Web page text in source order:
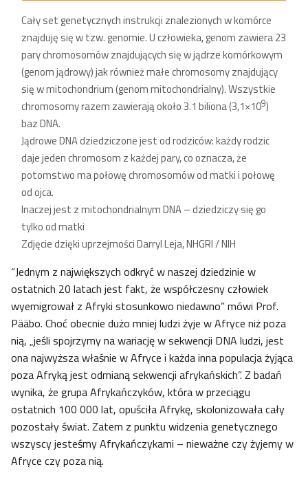
Cały set genetycznych instrukcji znalezionych w komórce
znajduję się w tzw. genomie. U człowieka, genom zawiera 23
pary chromosomów znajdujących się w jądrze komórkowym
(genom jądrowy) jak również małe chromosomy znajdujący
się w mitochondrium (genom mitochondrialny). Wszystkie
chromosomy razem zawierają około 3.1 biliona (3,1×109)
baz DNA.
Jądrowe DNA dziedziczone jest od rodziców: każdy rodzic
daje jeden chromosom z każdej pary, co oznacza, że
potomstwo ma połowę chromosomów od matki i połowę
od ojca.
Inaczej jest z mitochondrialnym DNA – dziedziczy się go
tylko od matki
Zdjęcie dzięki uprzejmości Darryl Leja, NHGRI / NIH
“Jednym z największych odkryć w naszej dziedzinie w
ostatnich 20 latach jest fakt, że współczesny człowiek
wyemigrował z Afryki stosunkowo niedawno” mówi Prof.
Pääbo. Choć obecnie dużo mniej ludzi żyje w Afryce niż poza
nią, „jeśli spojrzymy na wariację w sekwencji DNA ludzi, jest
ona najwyższa właśnie w Afryce i każda inna populacja żyjąca
poza Afryką jest odmianą sekwencji afrykańskich”. Z badań
wynika, że grupa Afrykańczyków, która w przeciągu
ostatnich 100 000 lat, opuściła Afrykę, skolonizowała cały
pozostały świat. Zatem z punktu widzenia genetycznego
wszyscy jesteśmy Afrykańczykami – nieważne czy żyjemy w
Afryce czy poza nią.